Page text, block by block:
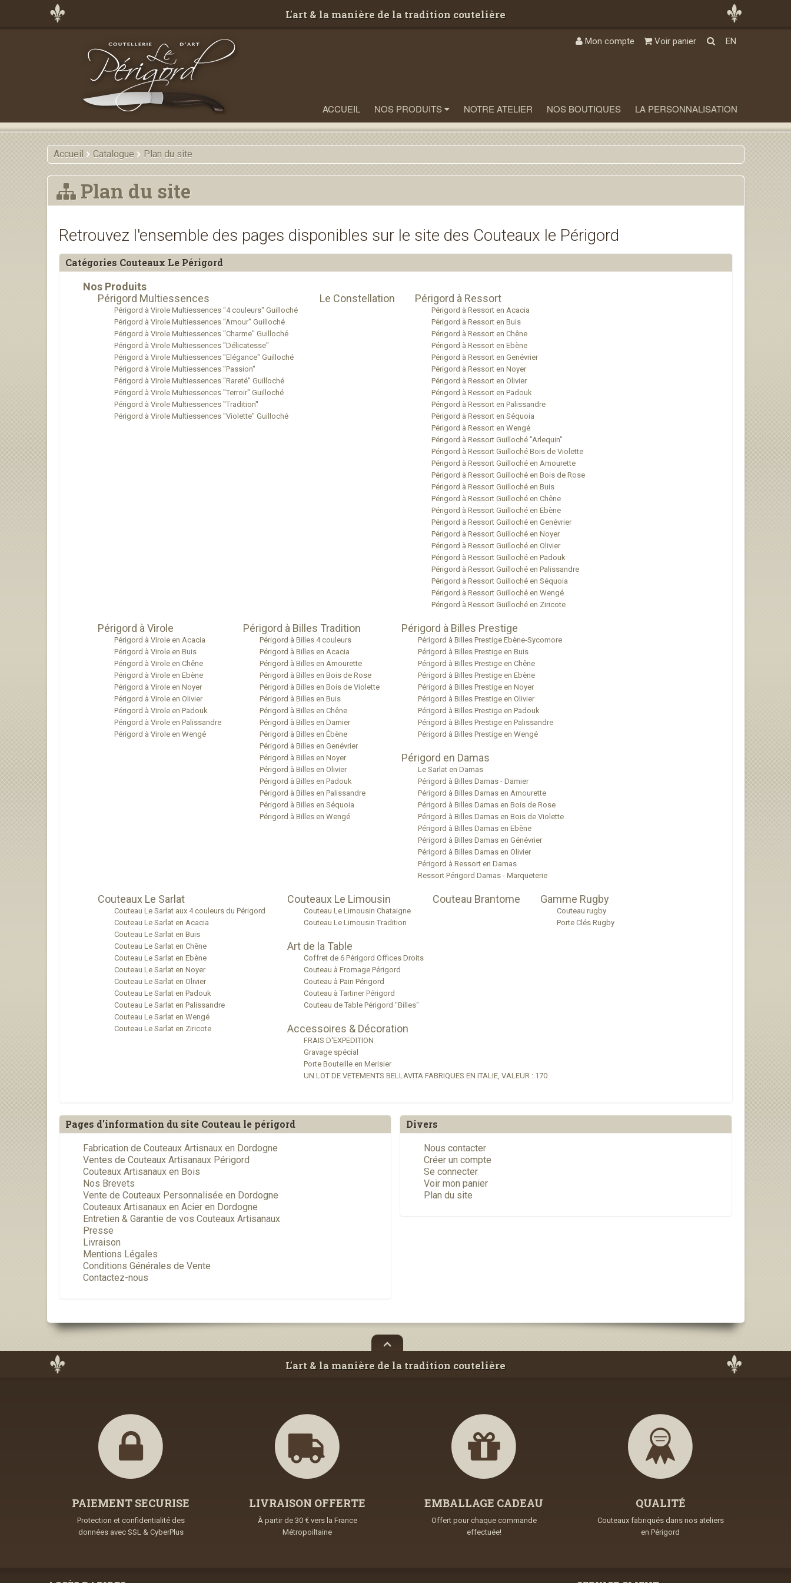
L'art & la manière de la tradition coutelière
EN
Mon compte Voir panier
ACCUEIL NOS PRODUITS NOTRE ATELIER NOS BOUTIQUES LA PERSONNALISATION
Accueil Catalogue Plan du site
Plan du site
Retrouvez l'ensemble des pages disponibles sur le site des Couteaux le Périgord
Catégories Couteaux Le Périgord
Nos Produits
Périgord Multiessences
Périgord à Virole Multiessences "4 couleurs" Guilloché
Périgord à Virole Multiessences "Amour" Guilloché
Périgord à Virole Multiessences "Charme" Guilloché
Périgord à Virole Multiessences "Délicatesse"
Périgord à Virole Multiessences "Elégance" Guilloché
Périgord à Virole Multiessences "Passion"
Périgord à Virole Multiessences "Rareté" Guilloché
Périgord à Virole Multiessences "Terroir" Guilloché
Périgord à Virole Multiessences "Tradition"
Périgord à Virole Multiessences "Violette" Guilloché
Le Constellation Périgord à Ressort
Périgord à Ressort en Acacia
Périgord à Ressort en Buis
Périgord à Ressort en Chêne
Périgord à Ressort en Ebène
Périgord à Ressort en Genévrier
Périgord à Ressort en Noyer
Périgord à Ressort en Olivier
Périgord à Ressort en Padouk
Périgord à Ressort en Palissandre
Périgord à Ressort en Séquoia
Périgord à Ressort en Wengé
Périgord à Ressort Guilloché "Arlequin"
Périgord à Ressort Guilloché Bois de Violette
Périgord à Ressort Guilloché en Amourette
Périgord à Ressort Guilloché en Bois de Rose
Périgord à Ressort Guilloché en Buis
Périgord à Ressort Guilloché en Chêne
Périgord à Ressort Guilloché en Ebène
Périgord à Ressort Guilloché en Genévrier
Périgord à Ressort Guilloché en Noyer
Périgord à Ressort Guilloché en Olivier
Périgord à Ressort Guilloché en Padouk
Périgord à Ressort Guilloché en Palissandre
Périgord à Ressort Guilloché en Séquoia
Périgord à Ressort Guilloché en Wengé
Périgord à Ressort Guilloché en Ziricote
Périgord à Virole
Périgord à Virole en Acacia
Périgord à Virole en Buis
Périgord à Virole en Chêne
Périgord à Virole en Ebène
Périgord à Virole en Noyer
Périgord à Virole en Olivier
Périgord à Virole en Padouk
Périgord à Virole en Palissandre
Périgord à Virole en Wengé
Périgord à Billes Tradition
Périgord à Billes 4 couleurs
Périgord à Billes en Acacia
Périgord à Billes en Amourette
Périgord à Billes en Bois de Rose
Périgord à Billes en Bois de Violette
Périgord à Billes en Buis
Périgord à Billes en Chêne
Périgord à Billes en Damier
Périgord à Billes en Ébène
Périgord à Billes en Genévrier
Périgord à Billes en Noyer
Périgord à Billes en Olivier
Périgord à Billes en Padouk
Périgord à Billes en Palissandre
Périgord à Billes en Séquoia
Périgord à Billes en Wengé
Périgord à Billes Prestige
Périgord à Billes Prestige Ebène-Sycomore
Périgord à Billes Prestige en Buis
Périgord à Billes Prestige en Chêne
Périgord à Billes Prestige en Ebène
Périgord à Billes Prestige en Noyer
Périgord à Billes Prestige en Olivier
Périgord à Billes Prestige en Padouk
Périgord à Billes Prestige en Palissandre
Périgord à Billes Prestige en Wengé
Périgord en Damas
Le Sarlat en Damas
Périgord à Billes Damas - Damier
Périgord à Billes Damas en Amourette
Périgord à Billes Damas en Bois de Rose
Périgord à Billes Damas en Bois de Violette
Périgord à Billes Damas en Ebène
Périgord à Billes Damas en Génévrier
Périgord à Billes Damas en Olivier
Périgord à Ressort en Damas
Ressort Périgord Damas - Marqueterie
Couteaux Le Sarlat
Couteau Le Sarlat aux 4 couleurs du Périgord
Couteau Le Sarlat en Acacia
Couteau Le Sarlat en Buis
Couteau Le Sarlat en Chêne
Couteau Le Sarlat en Ebène
Couteau Le Sarlat en Noyer
Couteau Le Sarlat en Olivier
Couteau Le Sarlat en Padouk
Couteau Le Sarlat en Palissandre
Couteau Le Sarlat en Wengé
Couteau Le Sarlat en Ziricote
Couteaux Le Limousin
Couteau Le Limousin Chataigne
Couteau Le Limousin Tradition
Couteau Brantome Gamme Rugby
Couteau rugby
Porte Clés Rugby
Art de la Table
Coffret de 6 Périgord Offices Droits
Couteau à Fromage Périgord
Couteau à Pain Périgord
Couteau à Tartiner Périgord
Couteau de Table Périgord "Billes"
Accessoires & Décoration
FRAIS D'EXPEDITION
Gravage spécial
Porte Bouteille en Merisier
UN LOT DE VETEMENTS BELLAVITA FABRIQUES EN ITALIE, VALEUR : 170
Pages d'information du site Couteau le périgord
Fabrication de Couteaux Artisnaux en Dordogne
Ventes de Couteaux Artisanaux Périgord
Couteaux Artisanaux en Bois
Nos Brevets
Vente de Couteaux Personnalisée en Dordogne
Couteaux Artisanaux en Acier en Dordogne
Entretien & Garantie de vos Couteaux Artisanaux
Presse
Livraison
Mentions Légales
Conditions Générales de Vente
Contactez-nous
Divers
Nous contacter
Créer un compte
Se connecter
Voir mon panier
Plan du site
L'art & la manière de la tradition coutelière
PAIEMENT SECURISE
Protection et confidentialité des
données avec SSL & CyberPlus
LIVRAISON OFFERTE
À partir de 30 € vers la France
Métropoiltaine
EMBALLAGE CADEAU
Offert pour chaque commande
effectuée!
QUALITÉ
Couteaux fabriqués dans nos ateliers
en Périgord